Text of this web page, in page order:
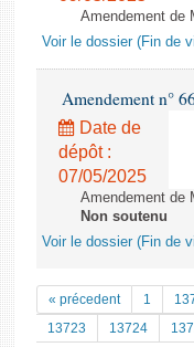
Amendement de
Voir le dossier (Fin de
Amendement n°
Date de
dépôt :
07/05/2025
Amendement de
Non soutenu
Voir le dossier (Fin de
« précedent 1
13723
13724